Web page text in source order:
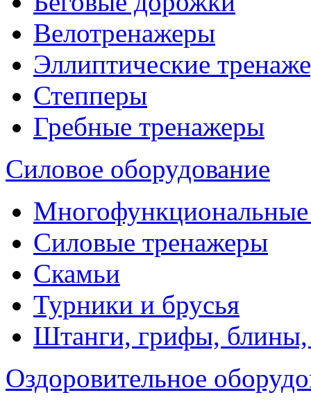
Велотренажеры
Эллиптические
Степперы
Гребные тренажеры
Силовое оборудование
Силовые тренажеры
Скамьи
Турники и брусья
Штанги, грифы, блины,
Оздоровительное